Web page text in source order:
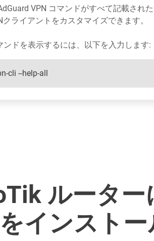
VPN コマンドがすべて記載され
ライアントをカスタマイズできます。
ンドを表示するには、以下を入力します:
cli --help-all
ルーター
をインスト